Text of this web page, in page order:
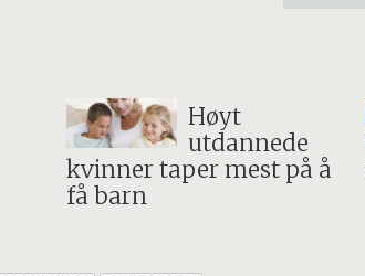
Høyt
utdannede
kvinner taper mest på å
få barn